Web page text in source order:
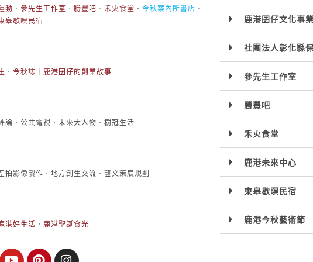
動 ． 參先生工作室 ． 勝豐吧 ． 禾火食堂 ． 今秋案內所書店 ．
皋歇暝民宿
． 今秋誌｜鹿港囝仔的創業故事
論．公共電視．未來大人物．樹冠生活
拍影像製作．地方創生交流．藝文策展規劃
港好生活 ． 鹿港聖誕食光
鹿港囝仔文化事
社團法人彰化縣
參先生工作室
勝豐吧
禾火食堂
鹿港未來中心
東皋歇暝民宿
鹿港今秋藝術節